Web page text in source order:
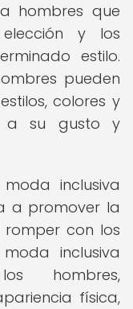
hombres que
y los
estilo.
pueden
colores y
a su gusto y
inclusiva
a promover la
con los
inclusiva
hombres,
física,